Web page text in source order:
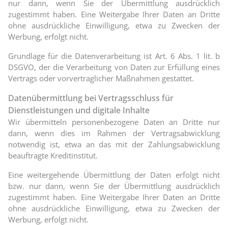
nur dann, wenn Sie der Übermittlung ausdrücklich
zugestimmt haben. Eine Weitergabe Ihrer Daten an Dritte
ohne ausdrückliche Einwilligung, etwa zu Zwecken der
Werbung, erfolgt nicht.
Grundlage für die Datenverarbeitung ist Art. 6 Abs. 1 lit. b
DSGVO, der die Verarbeitung von Daten zur Erfüllung eines
Vertrags oder vorvertraglicher Maßnahmen gestattet.
Datenübermittlung bei Vertragsschluss für
Dienstleistungen und digitale Inhalte
Wir übermitteln personenbezogene Daten an Dritte nur
dann, wenn dies im Rahmen der Vertragsabwicklung
notwendig ist, etwa an das mit der Zahlungsabwicklung
beauftragte Kreditinstitut.
Eine weitergehende Übermittlung der Daten erfolgt nicht
bzw. nur dann, wenn Sie der Übermittlung ausdrücklich
zugestimmt haben. Eine Weitergabe Ihrer Daten an Dritte
ohne ausdrückliche Einwilligung, etwa zu Zwecken der
Werbung, erfolgt nicht.